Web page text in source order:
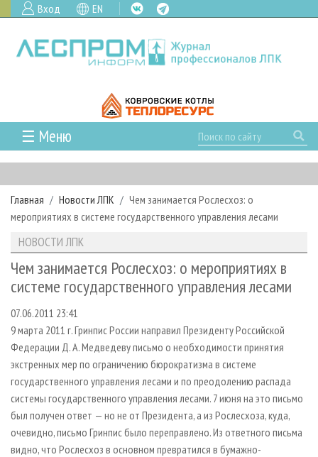
Вход EN
☰ Меню
ГЛАВНАЯ
РУБРИКИ И ТЕМЫ
РУБРИКИ ЖУРНАЛА
ЛЕСОЗАГОТОВКА
ЛЕСОПИЛЕНИЕ
СУШКА ДРЕВЕСИНЫ
ПРОИЗВОДСТВО ДРЕВЕСНЫХ ПЛИТ
ДЕРЕВЯННОЕ ДОМОСТРОЕНИЕ
ПРОИЗВОДСТВО МЕБЕЛИ
БИОЭНЕРГЕТИКА
ЦБП
НОВОСТИ
НОВОСТИ ЛПК
НОВОСТИ ЖУРНАЛА
ПРОЕКТЫ ЛПИ
АНАЛИТИКА
ПРЕДПРИЯТИЯ ЛПК
ПЕРСОНЫ
МОБИЛЬНЫЕ ВЫСТАВКИ
ОФИЦИАЛЬНЫЕ ДЕЛЕГАЦИИ
ПРИОРИТЕТНЫЕ ИНВЕСТПРОЕКТЫ
RUSSIAN FORESTRY REVIEW
ГАЗЕТА ЛЕСПРОМФОРУМ
АРХИВ ЖУРНАЛОВ
О ЖУРНАЛЕ
ПОДПИСКА
КОНТАКТЫ
РЕКЛАМОДАТЕЛЯМ
РЕКЛАМА
РЕКЛАМА НА САЙТЕ
Главная Новости ЛПК
Чем занимается Рослесхоз: о
мероприятиях в системе государственного управления лесами
НОВОСТИ ЛПК
Чем занимается Рослесхоз: о мероприятиях в
системе государственного управления лесами
07.06.2011 23:41
9 марта 2011 г. Гринпис России направил Президенту Российской
Федерации Д. А. Медведеву письмо о необходимости принятия
экстренных мер по ограничению бюрократизма в системе
государственного управления лесами и по преодолению распада
системы государственного управления лесами. 7 июня на это письмо
был получен ответ — но не от Президента, а из Рослесхоза, куда,
очевидно, письмо Гринпис было переправлено. Из ответного письма
видно, что Рослесхоз в основном превратился в бумажно-